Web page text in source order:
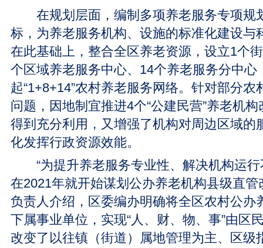
在规划层面，编制多项养老服务专项规
标，为养老服务机构、设施的标准化建设与
在此基础上，整合全区养老资源，设立1个
个区域养老服务中心、14个养老服务分中心
起“1+8+14”农村养老服务网络。针对部分
问题，因地制宜推进4个“公建民营”养老机
得到充分利用，又增强了机构对周边区域的
化发挥行政资源效能。
“为提升养老服务专业性、解决机构运行
在2021年就开始谋划公办养老机构县级直管
负责人介绍，区委编办明确将全区农村公办
下属事业单位，实现“人、财、物、事”由区
改变了以往镇（街道）属地管理为主、区级